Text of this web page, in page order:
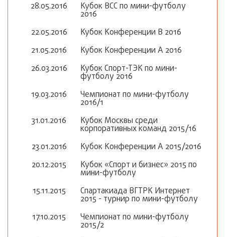
28.05.2016
Кубок ВСС по мини-футболу
2016
22.05.2016
Кубок Конференции В 2016
21.05.2016
Кубок Конференции А 2016
26.03.2016
Кубок Спорт-ТЭК по мини-
футболу 2016
19.03.2016
Чемпионат по мини-футболу
2016/1
31.01.2016
Кубок Москвы среди
корпоративных команд 2015/16
23.01.2016
Кубок Конференции А 2015/2016
20.12.2015
Кубок «Спорт и бизнес» 2015 по
мини-футболу
15.11.2015
Спартакиада ВГТРК Интернет
2015 - турнир по мини-футболу
17.10.2015
Чемпионат по мини-футболу
2015/2